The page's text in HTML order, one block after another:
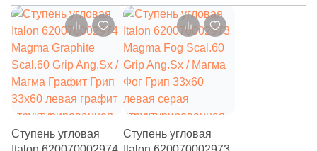
Ступень угловая
Ступень угловая